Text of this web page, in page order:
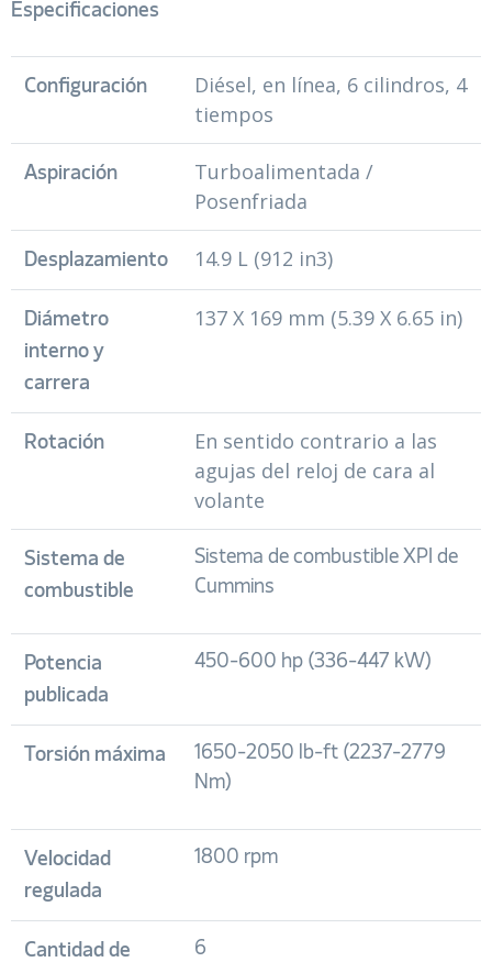
Especificaciones
Configuración
Diésel, en línea, 6 cilindros, 4
tiempos
Aspiración
Turboalimentada /
Posenfriada
Desplazamiento 14.9 L (912 in3)
Diámetro
interno y
carrera
137 X 169 mm (5.39 X 6.65 in)
Rotación
En sentido contrario a las
agujas del reloj de cara al
volante
Sistema de
combustible
Sistema de combustible XPI de
Cummins
Potencia
publicada
450-600 hp (336-447 kW)
Torsión máxima
1650-2050 lb-ft (2237-2779
Nm)
Velocidad
regulada
1800 rpm
Cantidad de
6